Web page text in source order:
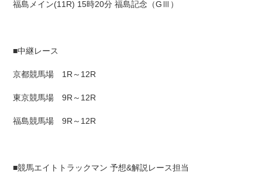
福島メイン(11R) 15時20分 福島記念（GⅢ）
■中継レース
京都競馬場 1R～12R
東京競馬場 9R～12R
福島競馬場 9R～12R
■競馬エイトトラックマン 予想&解説レース担当